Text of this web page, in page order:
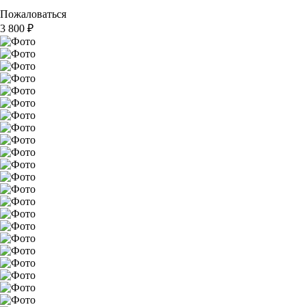
Пожаловаться
3 800 ₽